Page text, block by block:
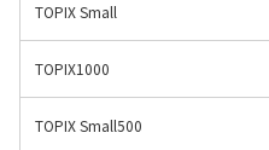
TOPIX Small
TOPIX1000
TOPIX Small500